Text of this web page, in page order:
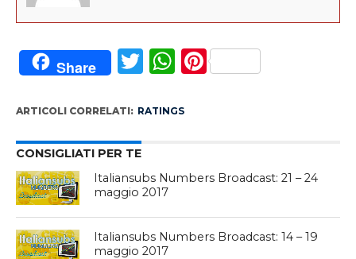
Share Twitter
WhatsApp
Pinterest
ARTICOLI CORRELATI: RATINGS
CONSIGLIATI PER TE
Italiansubs Numbers Broadcast: 21 – 24
maggio 2017
Italiansubs Numbers Broadcast: 14 – 19
maggio 2017